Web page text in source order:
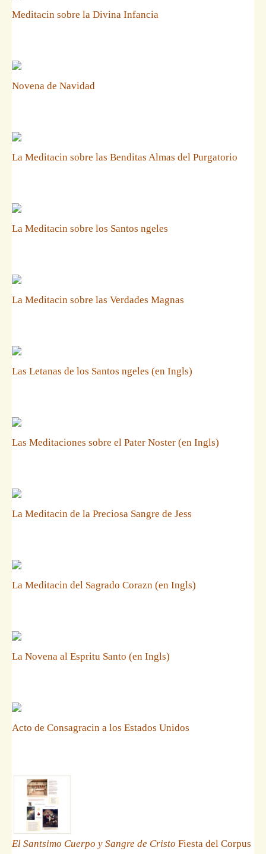
Meditacin sobre la Divina Infancia
Novena de Navidad
La Meditacin sobre las Benditas Almas del Purgatorio
La Meditacin sobre los Santos ngeles
La Meditacin sobre las Verdades Magnas
Las Letanas de los Santos ngeles (en Ingls)
Las Meditaciones sobre el Pater Noster (en Ingls)
La Meditacin de la Preciosa Sangre de Jess
La Meditacin del Sagrado Corazn (en Ingls)
La Novena al Espritu Santo (en Ingls)
Acto de Consagracin a los Estados Unidos
El Santsimo Cuerpo y Sangre de Cristo Fiesta del Corpus